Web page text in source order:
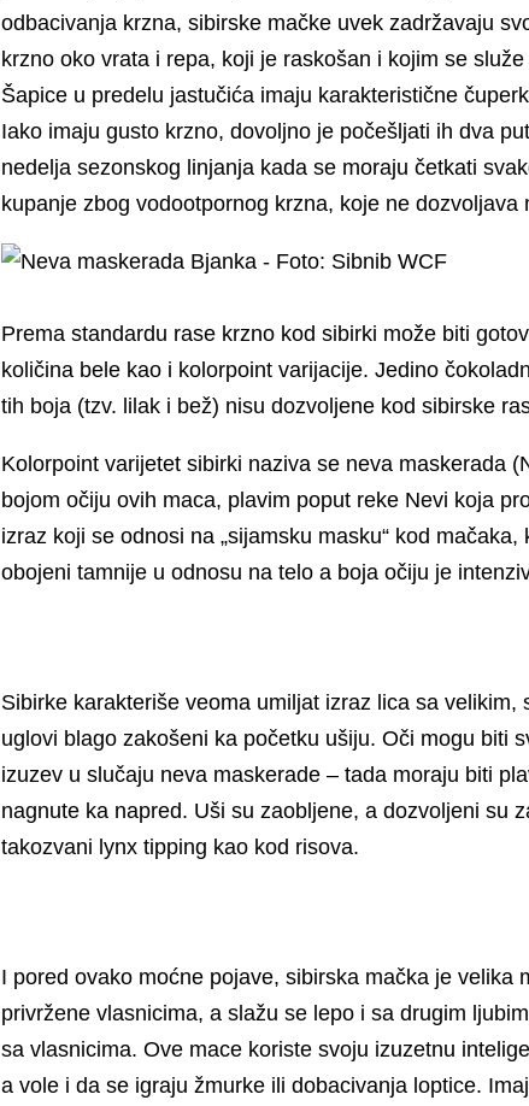
odbacivanja krzna, sibirske mačke uvek zadržavaju
krzno oko vrata i repa, koji je raskošan i kojim se
Šapice u predelu jastučića imaju karakteristične
Iako imaju gusto krzno, dovoljno je počešljati ih dva
nedelja sezonskog linjanja kada se moraju četkati
kupanje zbog vodootpornog krzna, koje ne dozvoljava
Prema standardu rase krzno kod sibirki može biti
količina bele kao i kolorpoint varijacije. Jedino
tih boja (tzv. lilak i bež) nisu dozvoljene kod sibirske
Kolorpoint varijetet sibirki naziva se neva maskerada
bojom očiju ovih maca, plavim poput reke Nevi koja
izraz koji se odnosi na „sijamsku masku“ kod
obojeni tamnije u odnosu na telo a boja očiju je
Sibirke karakteriše veoma umiljat izraz lica sa
uglovi blago zakošeni ka početku ušiju. Oči mogu biti
izuzev u slučaju neva maskerade – tada moraju biti
nagnute ka napred. Uši su zaobljene, a dozvoljeni su
takozvani lynx tipping kao kod risova.
I pored ovako moćne pojave, sibirska mačka je velika
privržene vlasnicima, a slažu se lepo i sa drugim
sa vlаsnicima. Ove mace koriste svoju izuzetnu
a vole i da se igraju žmurke ili dobacivanja loptice.